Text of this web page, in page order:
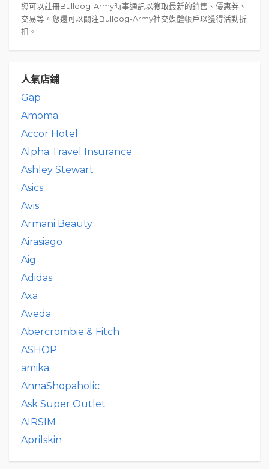
您可以註冊Bulldog-Army時事通訊以獲取最新的銷售、優惠券、
交易等。您還可以關注Bulldog-Army社交媒體帳戶以獲得活動折
扣。
人氣店鋪
Gap
Amoma
Accor Hotel
Alpha Travel Insurance
Ashley Stewart
Asics
Avis
Armani Beauty
Airasiago
Aig
Adidas
Axa
Aveda
Abercrombie & Fitch
ASHOP
amika
AnnaShopaholic
Ask Super Outlet
AIRSIM
Aprilskin